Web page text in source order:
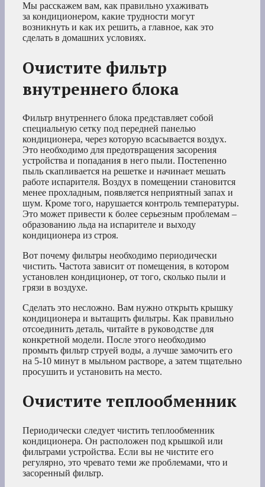
Мы расскажем вам, как правильно ухаживать
за кондиционером, какие трудности могут
возникнуть и как их решить, а главное, как это
сделать в домашних условиях.
Очистите фильтр
внутреннего блока
Фильтр внутреннего блока представляет собой
специальную сетку под передней панелью
кондиционера, через которую всасывается воздух.
Это необходимо для предотвращения засорения
устройства и попадания в него пыли. Постепенно
пыль скапливается на решетке и начинает мешать
работе испарителя. Воздух в помещении становится
менее прохладным, появляется неприятный запах и
шум. Кроме того, нарушается контроль температуры.
Это может привести к более серьезным проблемам –
образованию льда на испарителе и выходу
кондиционера из строя.
Вот почему фильтры необходимо периодически
чистить. Частота зависит от помещения, в котором
установлен кондиционер, от того, сколько пыли и
грязи в воздухе.
Сделать это несложно. Вам нужно открыть крышку
кондиционера и вытащить фильтры. Как правильно
отсоединить деталь, читайте в руководстве для
конкретной модели. После этого необходимо
промыть фильтр струей воды, а лучше замочить его
на 5-10 минут в мыльном растворе, а затем тщательно
просушить и установить на место.
Очистите теплообменник
Периодически следует чистить теплообменник
кондиционера. Он расположен под крышкой или
фильтрами устройства. Если вы не чистите его
регулярно, это чревато теми же проблемами, что и
засоренный фильтр.